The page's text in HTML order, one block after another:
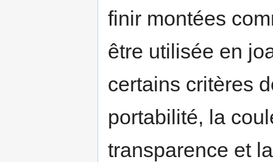
finir montées
être utilisée en
certains critères
portabilité, la
transparence et